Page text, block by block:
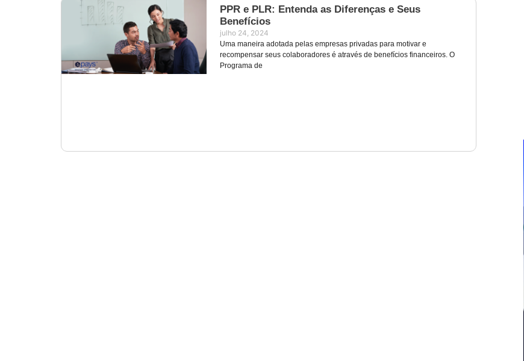
PPR e PLR: Entenda as Diferenças e Seus
Benefícios
julho 24, 2024
Uma maneira adotada pelas empresas privadas para motivar e
recompensar seus colaboradores é através de benefícios financeiros. O
Programa de